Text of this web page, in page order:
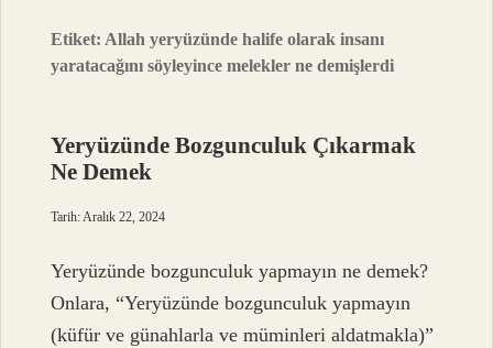
Etiket: Allah yeryüzünde halife olarak insanı
yaratacağını söyleyince melekler ne demişlerdi
Yeryüzünde Bozgunculuk Çıkarmak
Ne Demek
Tarih: Aralık 22, 2024
Yeryüzünde bozgunculuk yapmayın ne demek?
Onlara, “Yeryüzünde bozgunculuk yapmayın
(küfür ve günahlarla ve müminleri aldatmakla)”